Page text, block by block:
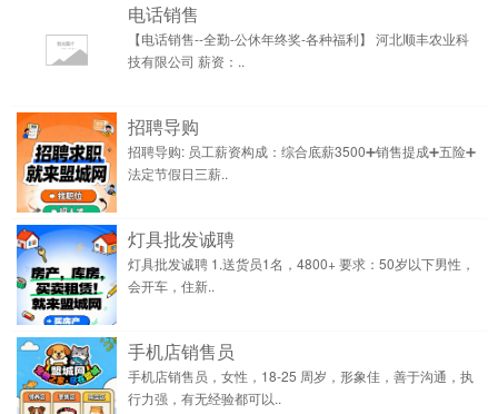
电话销售
【电话销售--全勤-公休年终奖-各种福利】 河北顺丰农业科
技有限公司 薪资：..
招聘导购
招聘导购: 员工薪资构成：综合底薪3500➕销售提成➕五险➕
法定节假日三薪..
灯具批发诚聘
灯具批发诚聘 1.送货员1名，4800+ 要求：50岁以下男性，
会开车，住新..
手机店销售员
手机店销售员，女性，18-25 周岁，形象佳，善于沟通，执
行力强，有无经验都可以..